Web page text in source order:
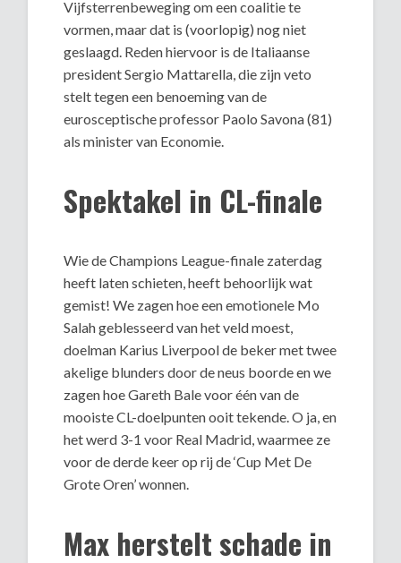
Vijfsterrenbeweging om een coalitie te
vormen, maar dat is (voorlopig) nog niet
geslaagd. Reden hiervoor is de Italiaanse
president Sergio Mattarella, die zijn veto
stelt tegen een benoeming van de
eurosceptische professor Paolo Savona (81)
als minister van Economie.
Spektakel in CL-finale
Wie de Champions League-finale zaterdag
heeft laten schieten, heeft behoorlijk wat
gemist! We zagen hoe een emotionele Mo
Salah geblesseerd van het veld moest,
doelman Karius Liverpool de beker met twee
akelige blunders door de neus boorde en we
zagen hoe Gareth Bale voor één van de
mooiste CL-doelpunten ooit tekende. O ja, en
het werd 3-1 voor Real Madrid, waarmee ze
voor de derde keer op rij de ‘Cup Met De
Grote Oren’ wonnen.
Max herstelt schade in